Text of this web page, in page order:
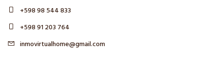
+598 98 544 833
+598 91 203 764
inmovirtualhome@gmail.com